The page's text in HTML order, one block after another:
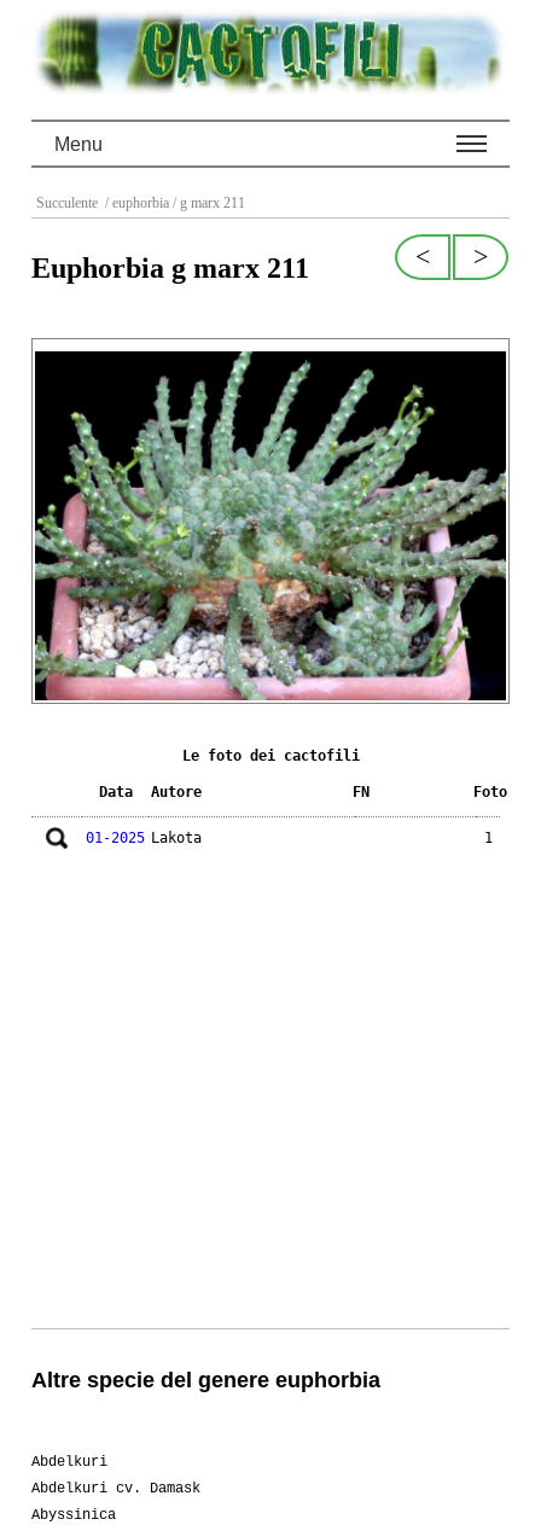
Menu
Succulente / euphorbia / g marx 211
>
<
Euphorbia g marx 211
Le foto dei cactofili
Data Autore FN Foto
01-2025 Lakota 1
Altre specie del genere euphorbia
Abdelkuri
Abdelkuri cv. Damask
Abyssinica